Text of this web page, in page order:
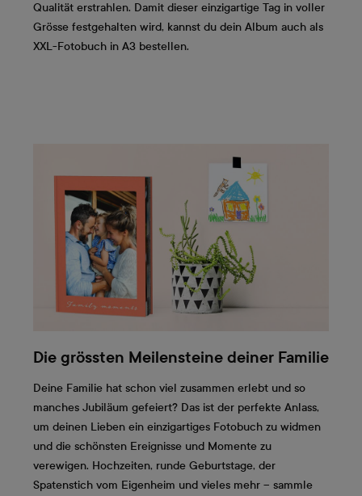
Qualität erstrahlen. Damit dieser einzigartige Tag in voller
Grösse festgehalten wird, kannst du dein Album auch als
XXL-Fotobuch in A3 bestellen.
Die grössten Meilensteine deiner Familie
Deine Familie hat schon viel zusammen erlebt und so
manches Jubiläum gefeiert? Das ist der perfekte Anlass,
um deinen Lieben ein einzigartiges Fotobuch zu widmen
und die schönsten Ereignisse und Momente zu
verewigen. Hochzeiten, runde Geburtstage, der
Spatenstich vom Eigenheim und vieles mehr – sammle